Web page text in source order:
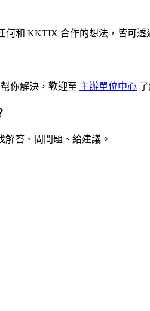
何和 KKTIX 合作的想法，皆可透
你解決，歡迎至 主辦單位中心
解答、問問題、給建議。